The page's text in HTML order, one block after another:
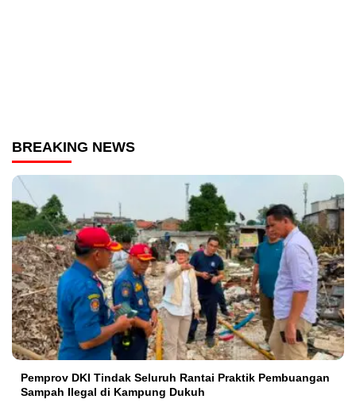
BREAKING NEWS
Pemprov DKI Tindak Seluruh Rantai Praktik Pembuangan
Sampah Ilegal di Kampung Dukuh